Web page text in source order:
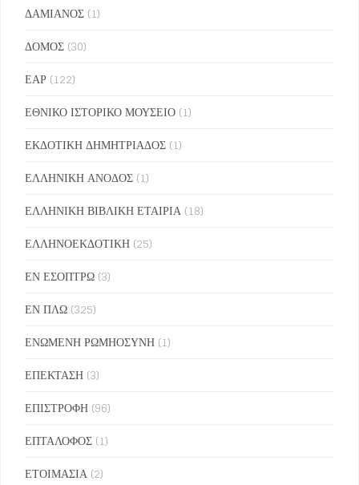
ΔΑΜΙΑΝΟΣ (1)
ΔΟΜΟΣ (30)
ΕΑΡ (122)
ΕΘΝΙΚΟ ΙΣΤΟΡΙΚΟ ΜΟΥΣΕΙΟ (1)
ΕΚΔΟΤΙΚΗ ΔΗΜΗΤΡΙΑΔΟΣ (1)
ΕΛΛΗΝΙΚΗ ΑΝΟΔΟΣ (1)
ΕΛΛΗΝΙΚΗ ΒΙΒΛΙΚΗ ΕΤΑΙΡΙΑ (18)
ΕΛΛΗΝΟΕΚΔΟΤΙΚΗ (25)
ΕΝ ΕΣΟΠΤΡΩ (3)
ΕΝ ΠΛΩ (325)
ΕΝΩΜΕΝΗ ΡΩΜΗΟΣΥΝΗ (1)
ΕΠΕΚΤΑΣΗ (3)
ΕΠΙΣΤΡΟΦΗ (96)
ΕΠΤΑΛΟΦΟΣ (1)
ΕΤΟΙΜΑΣΙΑ (2)